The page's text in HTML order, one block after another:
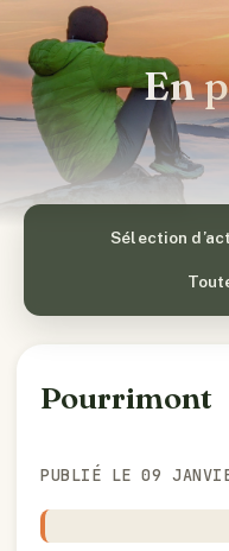
En
Sélection
Pourrimont
PUBLIÉ LE 09